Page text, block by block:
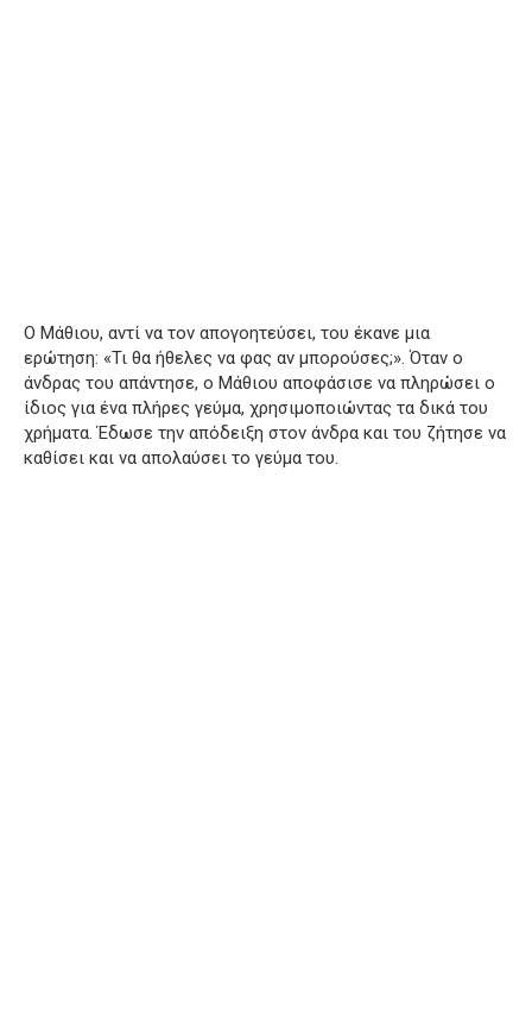
Ο Μάθιου, αντί να τον απογοητεύσει, του έκανε μια
ερώτηση: «Τι θα ήθελες να φας αν μπορούσες;». Όταν ο
άνδρας του απάντησε, ο Μάθιου αποφάσισε να πληρώσει ο
ίδιος για ένα πλήρες γεύμα, χρησιμοποιώντας τα δικά του
χρήματα. Έδωσε την απόδειξη στον άνδρα και του ζήτησε να
καθίσει και να απολαύσει το γεύμα του.